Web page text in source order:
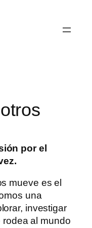
por el
mueve es el
una
investigar
al mundo